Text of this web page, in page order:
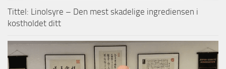
Tittel: Linolsyre – Den mest skadelige ingrediensen i
kostholdet ditt